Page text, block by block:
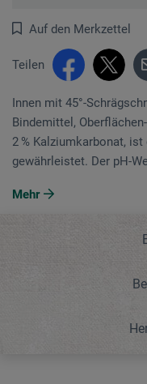
Auf den Merkzettel
Teilen
Innen mit 45°-
Bindemittel,
2 % Kalziumkarbonat,
gewährleistet. Der pH-
Mehr